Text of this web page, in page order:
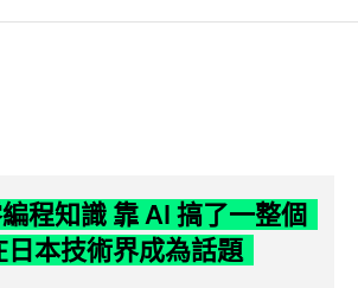
程知識 靠 AI 搞了一整個
日本技術界成為話題